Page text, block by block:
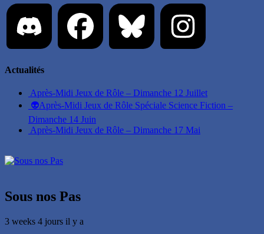
Actualités
Après-Midi Jeux de Rôle – Dimanche 12 Juillet
👽Après-Midi Jeux de Rôle Spéciale Science Fiction –
Dimanche 14 Juin
Après-Midi Jeux de Rôle – Dimanche 17 Mai
Sous nos Pas
3 weeks 4 jours il y a